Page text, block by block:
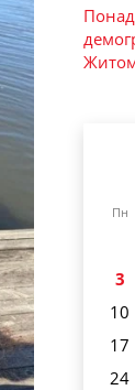
Пн
3
10
17
24